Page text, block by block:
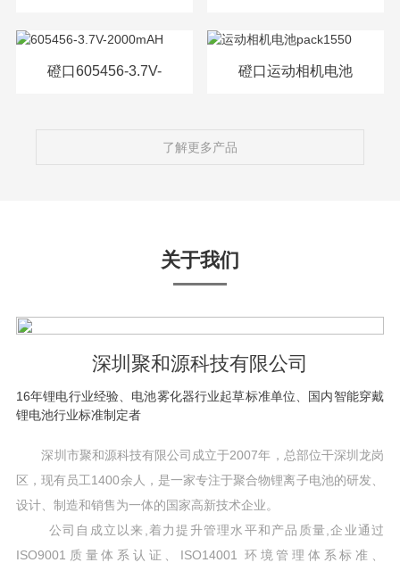
电池组
磴口605456-3.7V- 磴口运动相机电池
了解更多产品
关于我们
深圳聚和源科技有限公司
16年锂电行业经验、电池雾化器行业起草标准单位、国内智能穿戴
锂电池行业标准制定者
深圳市聚和源科技有限公司成立于2007年，总部位干深圳龙岗
区，现有员工1400余人，是一家专注于聚合物锂离子电池的研发、
设计、制造和销售为一体的国家高新技术企业。
公司自成立以来,着力提升管理水平和产品质量,企业通过
ISO9001质量体系认证、ISO14001 环境管理体系标准、